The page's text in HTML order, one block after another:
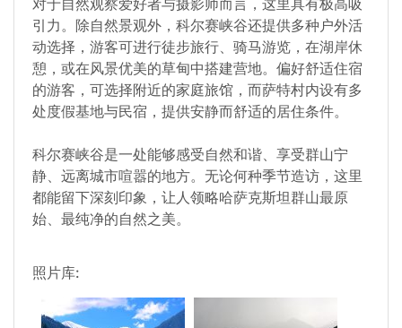
对于自然观察爱好者与摄影师而言，这里具有极高吸
引力。除自然景观外，科尔赛峡谷还提供多种户外活
动选择，游客可进行徒步旅行、骑马游览，在湖岸休
憩，或在风景优美的草甸中搭建营地。偏好舒适住宿
的游客，可选择附近的家庭旅馆，而萨特村内设有多
处度假基地与民宿，提供安静而舒适的居住条件。
科尔赛峡谷是一处能够感受自然和谐、享受群山宁
静、远离城市喧嚣的地方。无论何种季节造访，这里
都能留下深刻印象，让人领略哈萨克斯坦群山最原
始、最纯净的自然之美。
照片库: